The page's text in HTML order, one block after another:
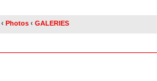
‹ Photos ‹ GALERIES